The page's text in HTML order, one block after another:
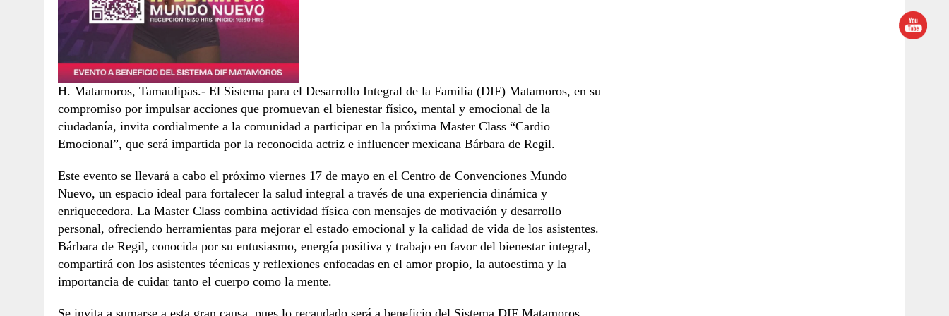
H. Matamoros, Tamaulipas.- El Sistema para el Desarrollo Integral de la Familia (DIF) Matamoros, en su
compromiso por impulsar acciones que promuevan el bienestar físico, mental y emocional de la
ciudadanía, invita cordialmente a la comunidad a participar en la próxima Master Class “Cardio
Emocional”, que será impartida por la reconocida actriz e influencer mexicana Bárbara de Regil.
Este evento se llevará a cabo el próximo viernes 17 de mayo en el Centro de Convenciones Mundo
Nuevo, un espacio ideal para fortalecer la salud integral a través de una experiencia dinámica y
enriquecedora. La Master Class combina actividad física con mensajes de motivación y desarrollo
personal, ofreciendo herramientas para mejorar el estado emocional y la calidad de vida de los asistentes.
Bárbara de Regil, conocida por su entusiasmo, energía positiva y trabajo en favor del bienestar integral,
compartirá con los asistentes técnicas y reflexiones enfocadas en el amor propio, la autoestima y la
importancia de cuidar tanto el cuerpo como la mente.